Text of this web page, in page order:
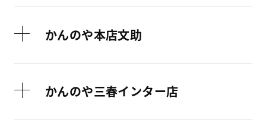
かんのや本店文助
かんのや三春インター店